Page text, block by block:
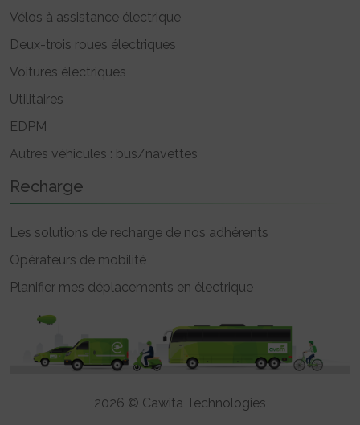
Vélos à assistance électrique
Deux-trois roues électriques
Voitures électriques
Utilitaires
EDPM
Autres véhicules : bus/navettes
Recharge
Les solutions de recharge de nos adhérents
Opérateurs de mobilité
Planifier mes déplacements en électrique
2026 © Cawita Technologies